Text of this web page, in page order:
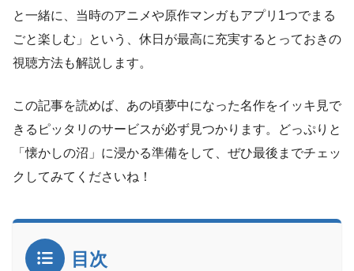
と一緒に、当時のアニメや原作マンガもアプリ1つでまる
ごと楽しむ」という、休日が最高に充実するとっておきの
視聴方法も解説します。
この記事を読めば、あの頃夢中になった名作をイッキ見で
きるピッタリのサービスが必ず見つかります。どっぷりと
「懐かしの沼」に浸かる準備をして、ぜひ最後までチェッ
クしてみてくださいね！
目次